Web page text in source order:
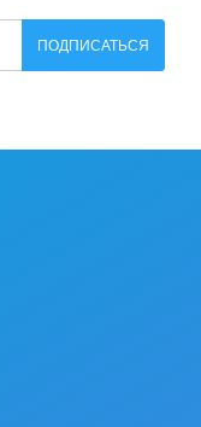
ПОДПИСАТЬСЯ